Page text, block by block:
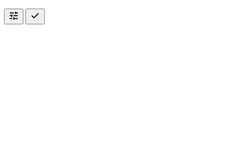
tune check